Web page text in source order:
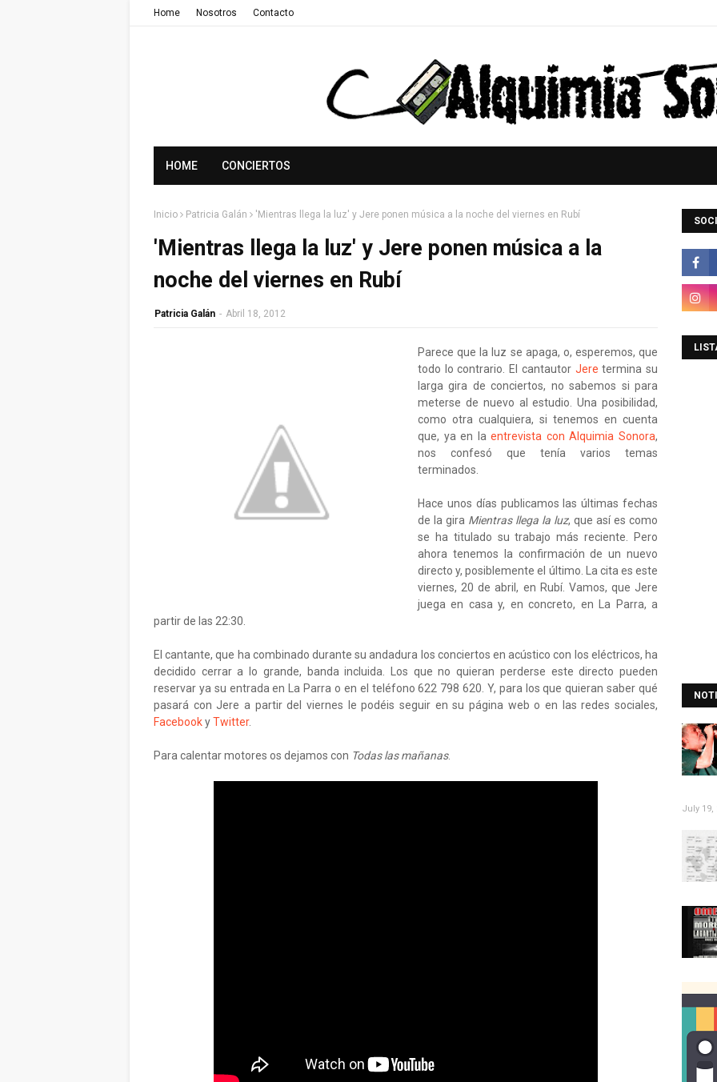
Home Nosotros Contacto
HOME CONCIERTOS
Inicio Patricia Galán 'Mientras llega la luz' y Jere ponen música a la noche del viernes en Rubí
'Mientras llega la luz' y Jere ponen música a la
noche del viernes en Rubí
Patricia Galán - Abril 18, 2012
Parece que la luz se apaga, o, esperemos, que
todo lo contrario. El cantautor Jere termina su
larga gira de conciertos, no sabemos si para
meterse de nuevo al estudio. Una posibilidad,
como otra cualquiera, si tenemos en cuenta
que, ya en laentrevista con Alquimia Sonora,
nos confesó que tenía varios temas
terminados.
Hace unos días publicamos las últimas fechas
de la gira Mientras llega la luz, que así es como
se ha titulado su trabajo más reciente. Pero
ahora tenemos la confirmación de un nuevo
directo y, posiblemente el último. La cita es este
viernes, 20 de abril, en Rubí. Vamos, que Jere
juega en casa y, en concreto, en La Parra, a
partir de las 22:30.
El cantante, que ha combinado durante su andadura los conciertos en acústico con los eléctricos, ha
decidido cerrar a lo grande, banda incluida. Los que no quieran perderse este directo pueden
reservar ya su entrada en La Parra o en el teléfono 622 798 620. Y, para los que quieran saber qué
pasará con Jere a partir del viernes le podéis seguir en su página web o en las redes sociales,
FacebookyTwitter.
Para calentar motores os dejamos con Todas las mañanas.
July 19,